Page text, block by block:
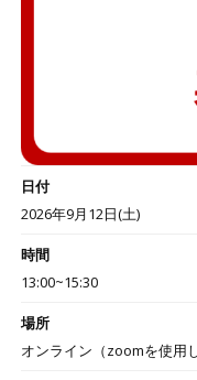
日付
2026年9月12日(土)
時間
13:00~15:30
場所
オンライン（zoomを使用